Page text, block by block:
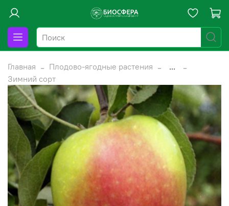
Главная Плодово-ягодные растения
...
Зимний сорт